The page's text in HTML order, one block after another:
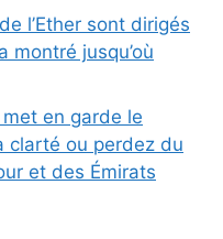
l’Ether sont dirigés
montré jusqu’où
en garde le
clarté ou perdez du
et des Émirats